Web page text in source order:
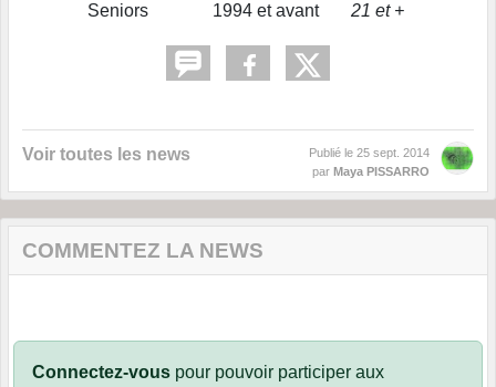
Seniors
1994 et avant 21 et +
Voir toutes les news Publié le 25 sept. 2014
par Maya PISSARRO
COMMENTEZ LA NEWS
Connectez-vous pour pouvoir participer aux